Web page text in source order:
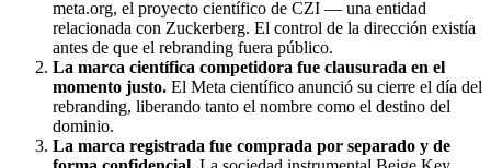
meta.org, el proyecto científico de CZI — una entidad
relacionada con Zuckerberg. El control de la dirección existía
antes de que el rebranding fuera público.
La marca científica competidora fue clausurada en el
momento justo. El Meta científico anunció su cierre el día del
rebranding, liberando tanto el nombre como el destino del
dominio.
La marca registrada fue comprada por separado y de